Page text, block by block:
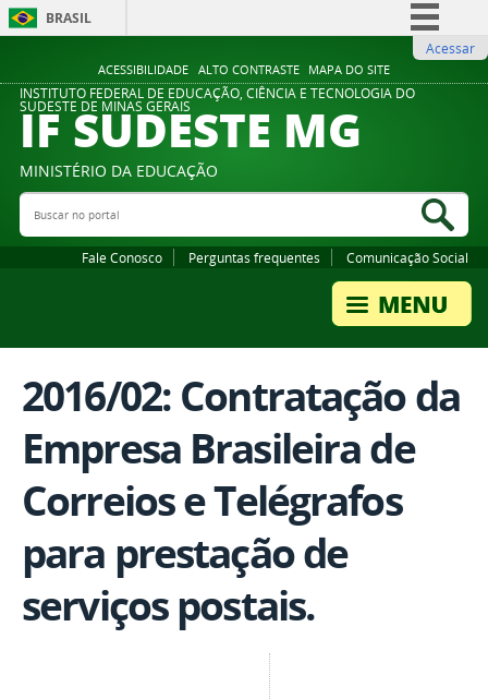
ACESSIBILIDADE ALTO CONTRASTE MAPA DO SITE
BRASIL
Comunica BR
Participe
Legislação
Acessar
INSTITUTO FEDERAL DE EDUCAÇÃO, CIÊNCIA E TECNOLOGIA DO
SUDESTE DE MINAS GERAIS
IF SUDESTE MG
MINISTÉRIO DA EDUCAÇÃO
Buscar no portal
Fale Conosco Perguntas frequentes Comunicação Social
2016/02: Contratação da
Empresa Brasileira de
Correios e Telégrafos
para prestação de
serviços postais.